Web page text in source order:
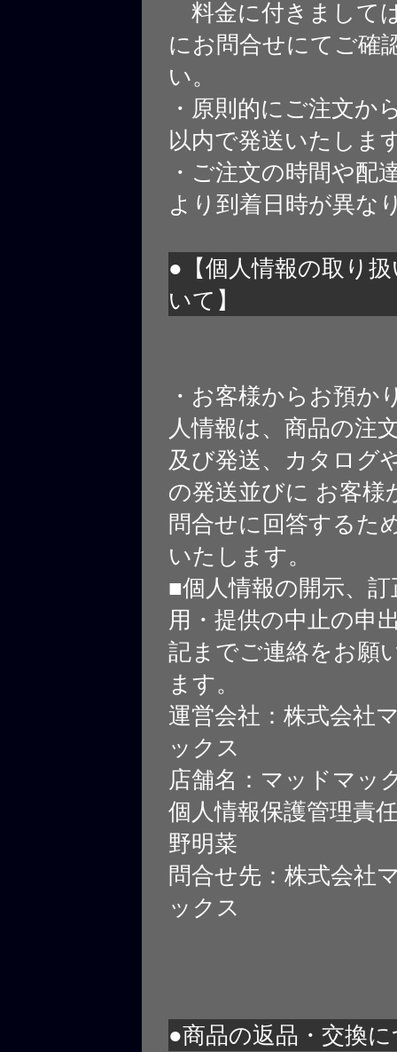
料金に付きまして
にお問合せにてご確
い。
・原則的にご注文か
以内で発送いたしま
・ご注文の時間や配
より到着日時が異な
●【個人情報の取り
いて】
・お客様からお預か
人情報は、商品の注
及び発送、カタログ
の発送並びに お客様
問合せに回答するた
いたします。
■個人情報の開示、
用・提供の中止の申
記までご連絡をお願
ます。
運営会社：株式会社
ックス
店舗名：マッドマッ
個人情報保護管理責
野明菜
問合せ先：株式会社
ックス
●商品の返品・交換